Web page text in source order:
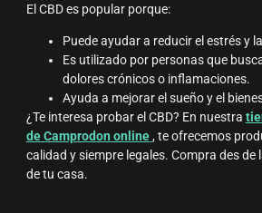
El CBD es popular porque:
Puede ayudar a reducir el estrés y
Es utilizado por personas que
dolores crónicos o inflamaciones.
Ayuda a mejorar el sueño y el
¿Te interesa probar el CBD? En nuestra
de Camprodon online, te ofrecemos
calidad y siempre legales. Compra des de
de tu casa.